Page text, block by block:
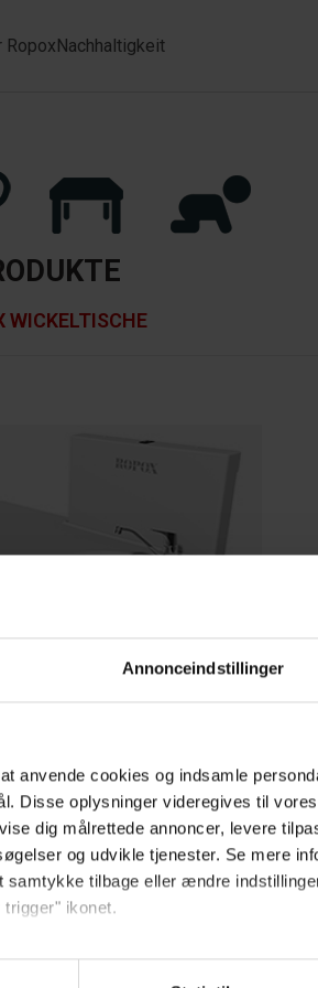
Annonceindstillinger
anvende cookies og indsamle
Disse oplysninger videregives til
dig målrettede annoncer, levere
og udvikle tjenester. Se mere
tilbage eller ændre
ikonet.
RopoxNachhaltigkeit
WICKELTISCHE